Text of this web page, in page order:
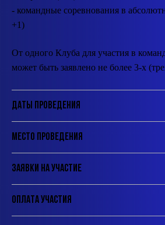
- командные соревнования в
+1)
От одного Клуба для участия в
может быть заявлено не более 3-х
Даты проведения
Место проведения
Заявки на участие
Оплата участия